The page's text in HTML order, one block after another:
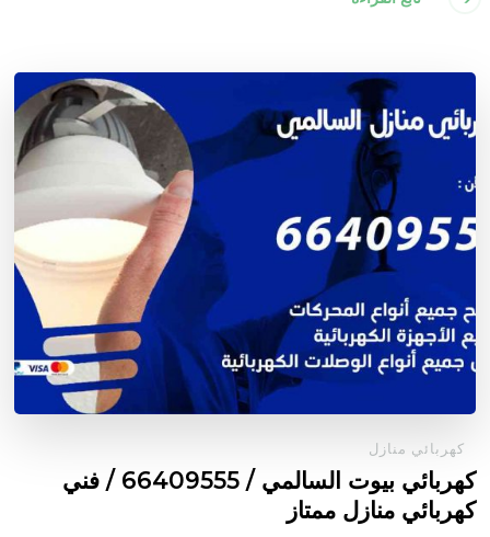
كهربائي منازل
كهربائي بيوت السالمي / 66409555 / فني
كهربائي منازل ممتاز